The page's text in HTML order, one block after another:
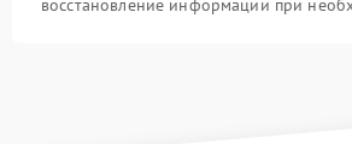
восстановление информации при